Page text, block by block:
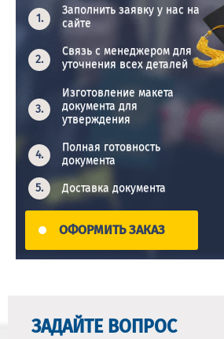
Заполнить заявку у нас на
сайте
Связь с менеджером для
уточнения всех деталей
Изготовление макета
документа для
утверждения
Полная готовность
документа
Доставка документа
ОФОРМИТЬ ЗАКАЗ
ЗАДАЙТЕ ВОПРОС